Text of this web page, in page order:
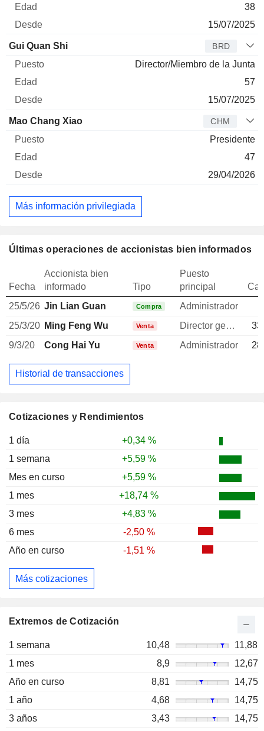
Cotizaciones y Rendimientos
1 día
+0,34 %
1 semana
+5,59 %
Mes en curso
+5,59 %
1 mes
+18,74 %
3 mes
+4,83 %
6 mes
-2,50 %
Año en curso
-1,51 %
Más cotizaciones
Extremos de Cotización
1 semana 10,48
11,88
1 mes
8,9
12,67
Año en curso
8,81
14,75
1 año
4,68
14,75
3 años
3,43
14,75
38
15/07/2025
Gui Quan Shi BRD
Director/Miembro de la Junta
57
15/07/2025
Mao Chang Xiao CHM
Presidente
47
29/04/2026
Más información privilegiada
Últimas operaciones de accionistas bien informados
Fecha
Accionista bien
informado
Tipo
Puesto
principal
25/5/26 Jin Lian Guan Compra Administrador
25/3/20 Ming Feng Wu Venta Director general
9/3/20
Cong Hai Yu Venta Administrador
Historial de transacciones